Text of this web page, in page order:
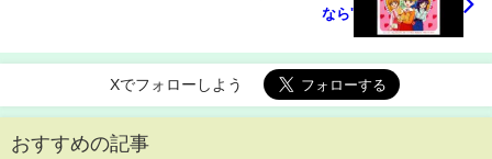
なら'
Xでフォローしよう
おすすめの記事